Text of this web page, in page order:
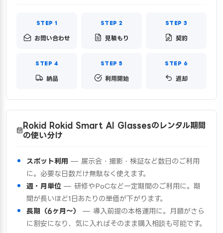
お問い合わせ 見積もり 契約
納品 利用開始 返却
Rokid Rokid Smart AI Glassesのレンタル期間
の使い分け
スポット利用 — 展示会・撮影・検証など数日のご利用
に。必要な日数だけ無駄なく使えます。
週・月単位 — 研修やPoCなど一定期間のご利用に。期
間が長いほど1日あたりの単価が下がります。
長期（6ヶ月〜）
— 導入前提の本格運用に。月額がさら
に割安になり、気に入ればそのまま購入相談も可能です。